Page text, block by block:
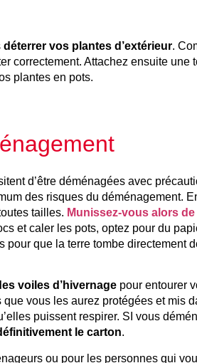
déterrer vos plantes d’extérieur.
correctement. Attachez ensuite
plantes en pots.
d’être déménagées avec
des risques du déménagement.
tailles. Munissez-vous alors
et caler les pots, optez pour du
que la terre tombe directement
voiles d’hivernage pour entourer
vous les aurez protégées et mis
puissent respirer. SI vous
le carton.
ou pour les personnes qui